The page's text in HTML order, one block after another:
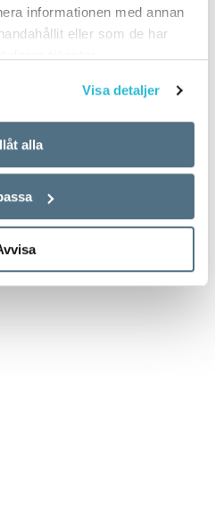
informationen med annan
eller som de har
Visa detaljer
alla